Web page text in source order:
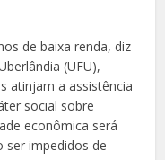
de baixa renda, diz
(UFU),
atinjam a assistência
social sobre
econômica será
ser impedidos de